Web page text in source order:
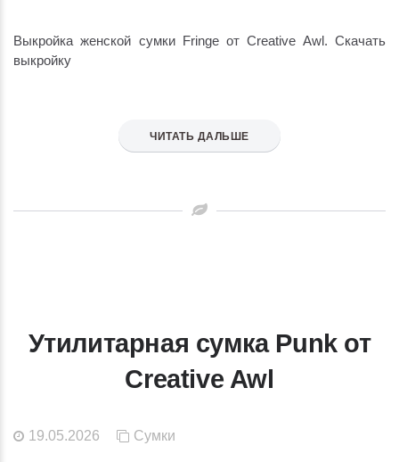
Выкройка женской сумки Fringe от Creative Awl. Скачать
выкройку
ЧИТАТЬ ДАЛЬШЕ
Утилитарная сумка Punk от
Creative Awl
19.05.2026 Сумки